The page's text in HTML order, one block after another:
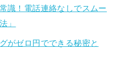
識！電話連絡なしでスムー
」
がゼロ円でできる秘密と